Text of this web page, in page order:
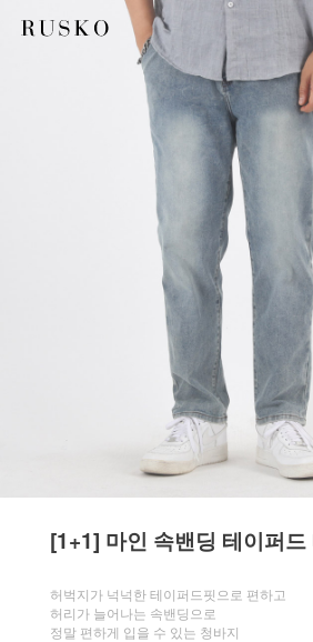
[1+1] 마인 속밴딩 테이퍼
허벅지가 넉넉한 테이퍼드핏으로 편하고
허리가 늘어나는 속밴딩으로
정말 편하게 입을 수 있는 청바지